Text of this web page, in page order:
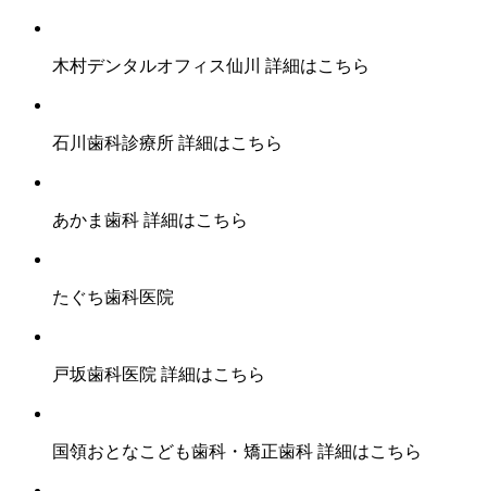
木村デンタルオフィス仙川 詳細はこちら
石川歯科診療所 詳細はこちら
あかま歯科 詳細はこちら
たぐち歯科医院
戸坂歯科医院 詳細はこちら
国領おとなこども歯科・矯正歯科 詳細はこちら